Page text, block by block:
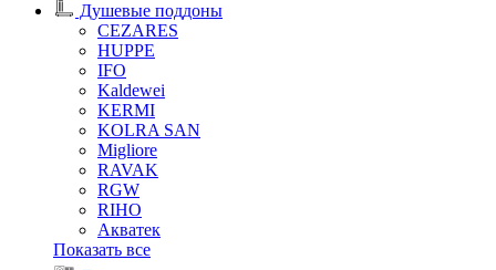
Душевые поддоны
CEZARES
HUPPE
IFO
Kaldewei
KERMI
KOLRA SAN
Migliore
RAVAK
RGW
RIHO
Акватек
Показать все